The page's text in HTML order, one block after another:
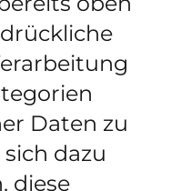
Daten zu
dazu
diese